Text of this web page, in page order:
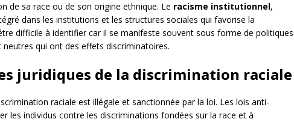
de sa race ou de son origine ethnique. Le racisme institutionnel,
dans les institutions et les structures sociales qui favorise la
difficile à identifier car il se manifeste souvent sous forme de politiques
qui ont des effets discriminatoires.
juridiques de la discrimination raciale
raciale est illégale et sanctionnée par la loi. Les lois anti-
les individus contre les discriminations fondées sur la race et à